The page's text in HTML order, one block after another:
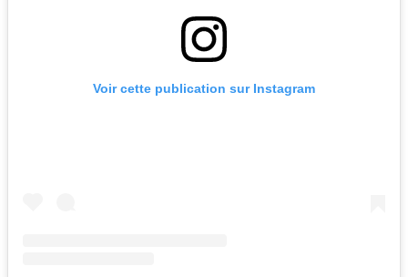
Voir cette publication sur Instagram